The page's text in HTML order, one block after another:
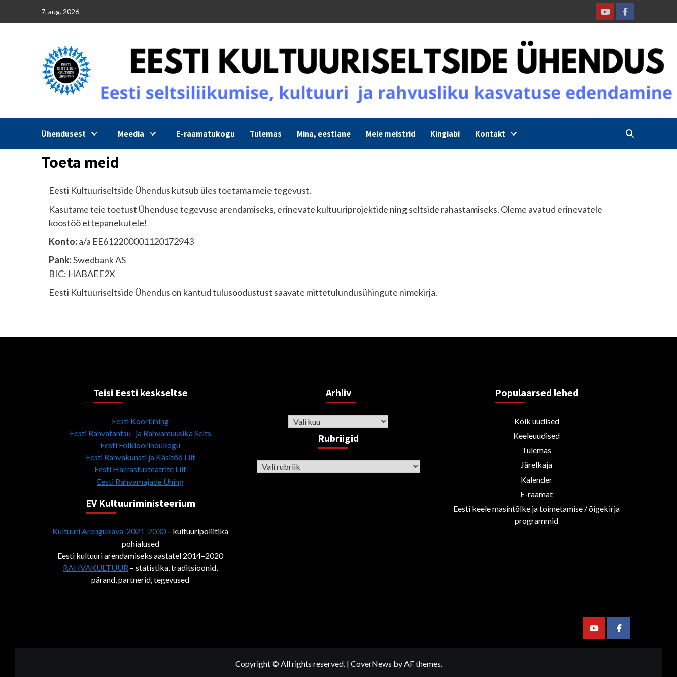
7. aug. 2026
YoutubeFacebook
Ühendusest Meedia E-raamatukogu Tulemas Mina, eestlane Meie meistrid Kingiabi Kontakt
Toeta meid
Eesti Kultuuriseltside Ühendus kutsub üles toetama meie tegevust.
Kasutame teie toetust Ühenduse tegevuse arendamiseks, erinevate kultuuriprojektide ning seltside rahastamiseks. Oleme avatud erinevatele
koostöö ettepanekutele!
Konto:a/a EE612200001120172943
Pank:Swedbank AS
BIC: HABAEE2X
Eesti Kultuuriseltside Ühendus on kantud tulusoodustust saavate mittetulundusühingute nimekirja.
Teisi Eesti keskseltse
Eesti Kooriühing
Eesti Rahvatantsu- ja Rahvamuusika Selts
Eesti Folkloorinõukogu
Eesti Rahvakunsti ja Käsitöö Liit
Eesti Harrastusteatrite Liit
Eesti Rahvamajade Ühing
EV Kultuuriministeerium
Kultuuri Arengukava 2021-2030– kultuuripoliitika
põhialused
Eesti kultuuri arendamiseks aastatel 2014–2020
RAHVAKULTUUR – statistika, traditsioonid,
pärand, partnerid, tegevused
Arhiiv
Arhiiv
Rubriigid
Rubriigid
Populaarsed lehed
Kõik uudised
Keeleuudised
Tulemas
Järelkaja
Kalender
E-raamat
Eesti keele masintõlke ja toimetamise / õigekirja
programmid
YoutubeFacebook
Copyright © All rights reserved. | CoverNews by AF themes.